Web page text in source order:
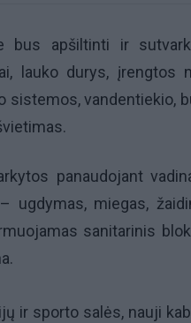
bus apšiltinti ir
lauko durys, įrengtos
sistemos, vandentiekio,
panaudojant
ugdymas, miegas,
sanitarinis
ir sporto salės, nauji